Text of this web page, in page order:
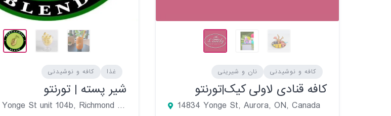
غذا کافه و نوشیدنی
شیر پسته | تورنتو
10376 Yonge St unit 104b, Richmond Hill, Ontario L4C 3B8, Canada
کافه و نوشیدنی نان و شیرینی
کافه قنادی لاولی کیک|تورنتو
14834 Yonge St, Aurora, ON, Canada